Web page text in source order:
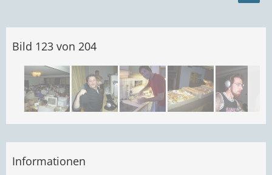
Bild 123 von 204
Informationen